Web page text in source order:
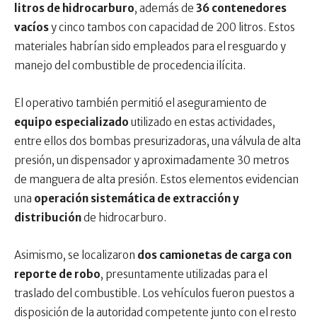
litros de hidrocarburo, además de 36 contenedores
vacíosy cinco tambos con capacidad de 200 litros. Estos
materiales habrían sido empleados para el resguardo y
manejo del combustible de procedencia ilícita.
El operativo también permitió el aseguramiento de
equipo especializado utilizado en estas actividades,
entre ellos dos bombas presurizadoras, una válvula de alta
presión, un dispensador y aproximadamente 30 metros
de manguera de alta presión. Estos elementos evidencian
una operación sistemática de extracción y
distribuciónde hidrocarburo.
Asimismo, se localizaron dos camionetas de carga con
reporte de robo, presuntamente utilizadas para el
traslado del combustible. Los vehículos fueron puestos a
disposición de la autoridad competente junto con el resto